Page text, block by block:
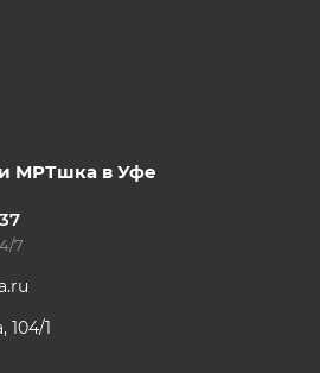
МРТшка в Уфе
7
104/1